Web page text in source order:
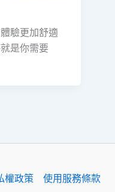
驗更加舒適
是你需要
權政策 使用服務條款